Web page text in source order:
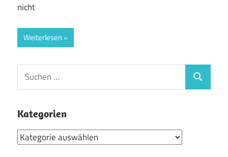
nicht
Weiterlesen
Suchen
nach:
Suchen
Kategorien
Kategorien